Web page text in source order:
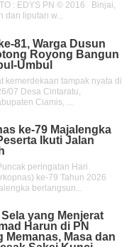
: EDYS PN © 2016 Binjai,
dan liputan w...
81, Warga Dusun
Royong Bangun
Umbul
kemerdekaan tampak nyata di
07 Desa Cintaratu,
Ciamis, ...
ke-79 Majalengka
Ikuti Jalan
peringatan Hari
ke-79 Tahun 2026
berlangsun...
yang Menjerat
Harun di PN
Memanas, Masa dan